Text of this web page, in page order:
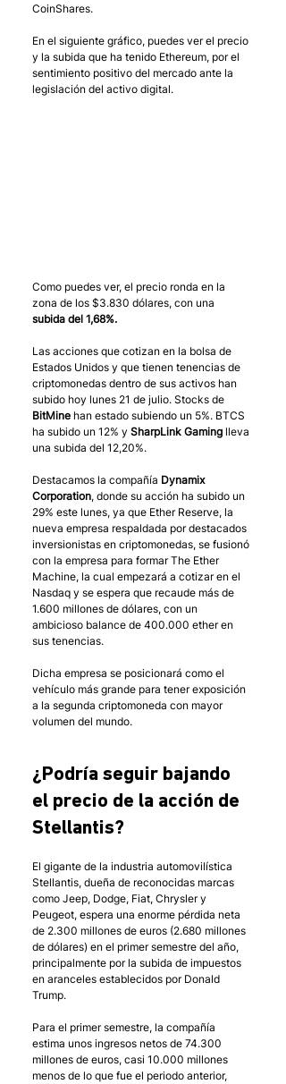
CoinShares.
En el siguiente gráfico, puedes ver el precio
y la subida que ha tenido Ethereum, por el
sentimiento positivo del mercado ante la
legislación del activo digital.
Como puedes ver, el precio ronda en la
zona de los $3.830 dólares, con una
subida del 1,68%.
Las acciones que cotizan en la bolsa de
Estados Unidos y que tienen tenencias de
criptomonedas dentro de sus activos han
subido hoy lunes 21 de julio. Stocks de
BitMine han estado subiendo un 5%. BTCS
ha subido un 12% y SharpLink Gaming lleva
una subida del 12,20%.
Destacamos la compañía Dynamix
Corporation, donde su acción ha subido un
29% este lunes, ya que Ether Reserve, la
nueva empresa respaldada por destacados
inversionistas en criptomonedas, se fusionó
con la empresa para formar The Ether
Machine, la cual empezará a cotizar en el
Nasdaq y se espera que recaude más de
1.600 millones de dólares, con un
ambicioso balance de 400.000 ether en
sus tenencias.
Dicha empresa se posicionará como el
vehículo más grande para tener exposición
a la segunda criptomoneda con mayor
volumen del mundo.
¿Podría seguir bajando
el precio de la acción de
Stellantis?
El gigante de la industria automovilística
Stellantis, dueña de reconocidas marcas
como Jeep, Dodge, Fiat, Chrysler y
Peugeot, espera una enorme pérdida neta
de 2.300 millones de euros (2.680 millones
de dólares) en el primer semestre del año,
principalmente por la subida de impuestos
en aranceles establecidos por Donald
Trump.
Para el primer semestre, la compañía
estima unos ingresos netos de 74.300
millones de euros, casi 10.000 millones
menos de lo que fue el periodo anterior,